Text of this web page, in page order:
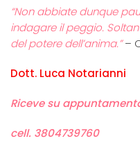
“Non abbiate dunque
indagare il peggio.
del potere dell’anima.”–
Dott. Luca Notarianni
Riceve su
cell. 3804739760